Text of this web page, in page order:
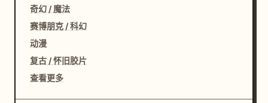
奇幻 / 魔法
赛博朋克 / 科幻
动漫
复古 / 怀旧胶片
查看更多